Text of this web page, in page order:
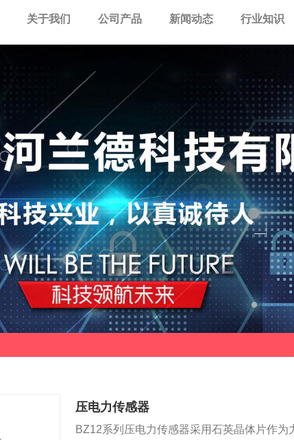
关于我们 公司产品 新闻动态 行业知识
压电力传感器
BZ12系列压电力传感器采用石英晶体片作